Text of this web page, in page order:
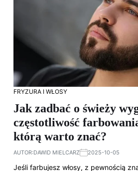
FRYZURA I WŁOSY
Jak zadbać o świeży
częstotliwość
którą warto znać?
AUTOR:DAWID MIELCARZ 2025-10-05
Jeśli farbujesz włosy, z pewnością